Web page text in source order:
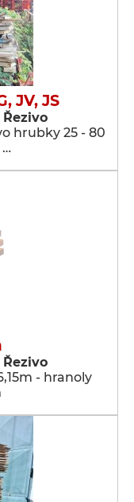
JV, JS
hrubky 25 - 80
…
- hranoly